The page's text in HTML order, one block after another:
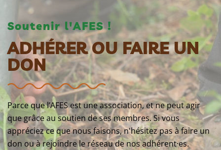
Soutenir l'AFES !
ADHÉRER OU FAIRE UN
DON
Parce que l’AFES est une association, et ne peut agir
que grâce au soutien de ses membres. Si vous
appréciez ce que nous faisons, n'hésitez pas à faire un
don ou à rejoindre le réseau de nos adhérent·es.